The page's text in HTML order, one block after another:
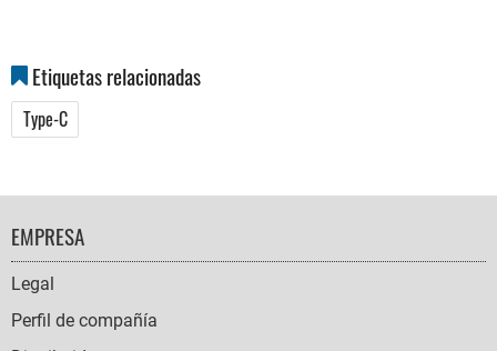
Etiquetas relacionadas
Type-C
FOOTER
NAVIGATION
EMPRESA
Legal
Perfil de compañía